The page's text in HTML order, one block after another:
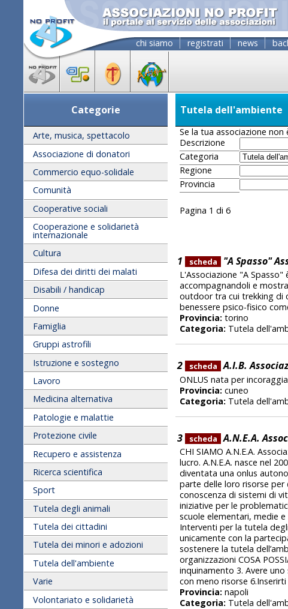
chi siamo registrati news
Categorie
Arte, musica, spettacolo
Associazione di donatori
Commercio equo-solidale
Comunità
Cooperative sociali
Cooperazione e solidarietà
internazionale
Cultura
Difesa dei diritti dei malati
Disabili / handicap
Donne
Famiglia
Gruppi astrofili
Istruzione e sostegno
Lavoro
Medicina alternativa
Patologie e malattie
Protezione civile
Recupero e assistenza
Ricerca scientifica
Sport
Tutela degli animali
Tutela dei cittadini
Tutela dei minori e adozioni
Tutela dell'ambiente
Varie
Volontariato e solidarietà
Tutela dell'ambiente
Se la tua associazione
Descrizione
Categoria
Regione
Provincia
Pagina 1 di 6
1 scheda "A Spasso"
L'Associazione "A
accompagnandoli e
outdoor tra cui trekking di
benessere psico-fisico
Provincia: torino
Categoria: Tutela
2 scheda A.I.B.
ONLUS nata per
Provincia: cuneo
Categoria: Tutela
3 scheda A.N.E.A.
CHI SIAMO A.N.E.A.
lucro. A.N.E.A. nasce nel
diventata una onlus
parte delle loro risorse per
conoscenza di sistemi di
iniziative per le
scuole elementari, medie
Interventi per la tutela
unicamente con la
sostenere la tutela
organizzazioni COSA
inquinamento 3. Avere
con meno risorse
Provincia: napoli
Categoria: Tutela